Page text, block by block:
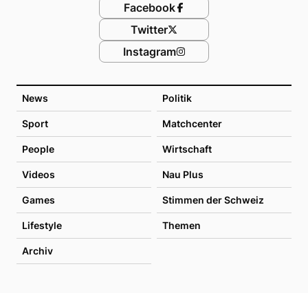
News Politik
Sport Matchcenter
People Wirtschaft
Videos Nau Plus
Games Stimmen der Schweiz
Lifestyle Themen
Archiv
Facebook
Twitter
Instagram